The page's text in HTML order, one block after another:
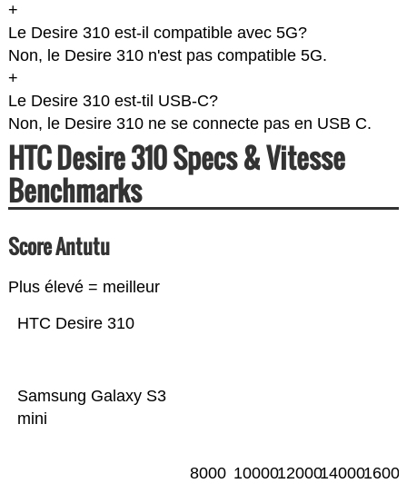
+
Le Desire 310 est-il compatible avec 5G?
Non, le Desire 310 n'est pas compatible 5G.
+
Le Desire 310 est-til USB-C?
Non, le Desire 310 ne se connecte pas en USB C.
HTC Desire 310 Specs & Vitesse
Benchmarks
Score Antutu
Plus élevé = meilleur
Samsung Galaxy S3
mini
HTC Desire 310
8000 100001200014000